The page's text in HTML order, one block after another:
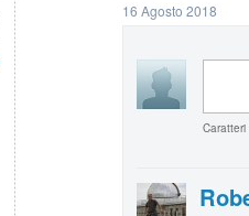
16 Agosto 2018